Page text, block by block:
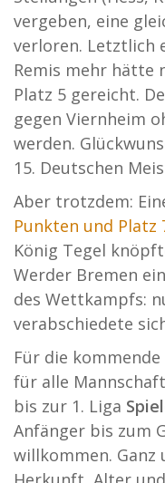
vergeben, eine
verloren. Letztlich
Remis mehr hätte
Platz 5 gereicht.
gegen Viernheim
werden.
15. Deutschen
Aber trotzdem:
Punkten und Platz
König Tegel
Werder Bremen
des Wettkampfs:
verabschiedete
Für die kommende
für alle
bis zur 1. Liga
Anfänger bis zum
willkommen. Ganz